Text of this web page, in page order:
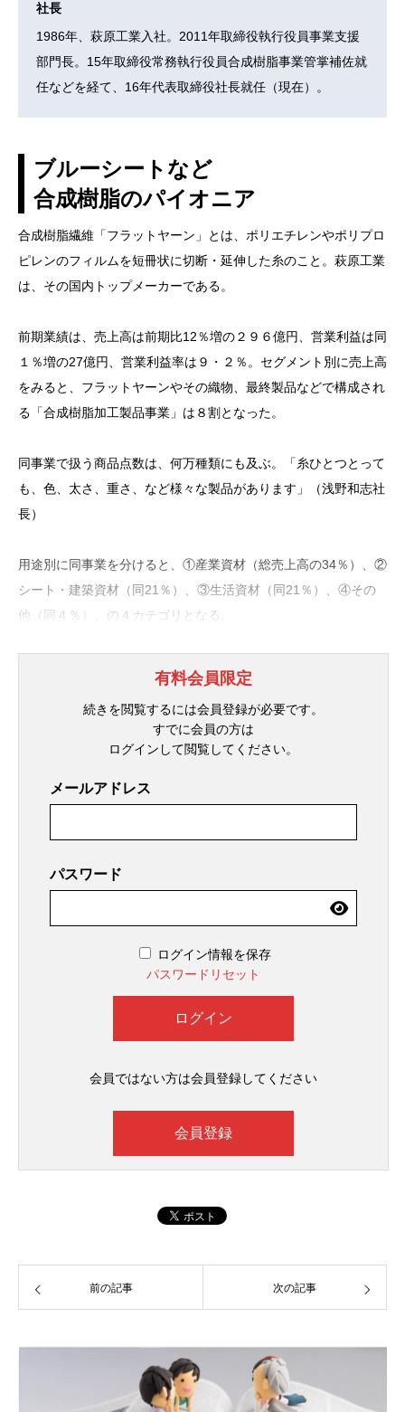
社長
1986年、萩原工業入社。2011年取締役執行役員事業支援
部門長。15年取締役常務執行役員合成樹脂事業管掌補佐就
任などを経て、16年代表取締役社長就任（現在）。
ブルーシートなど
合成樹脂のパイオニア
合成樹脂繊維「フラットヤーン」とは、ポリエチレンやポリプロ
ピレンのフィルムを短冊状に切断・延伸した糸のこと。萩原工業
は、その国内トップメーカーである。
前期業績は、売上高は前期比12％増の２９６億円、営業利益は同
１％増の27億円、営業利益率は９・２％。セグメント別に売上高
をみると、フラットヤーンやその織物、最終製品などで構成され
る「合成樹脂加工製品事業」は８割となった。
同事業で扱う商品点数は、何万種類にも及ぶ。「糸ひとつとって
も、色、太さ、重さ、など様々な製品があります」（浅野和志社
長）
用途別に同事業を分けると、①産業資材（総売上高の34％）、②
シート・建築資材（同21％）、③生活資材（同21％）、④その
他（同４％）、の４カテゴリとなる。
有料会員限定
続きを閲覧するには会員登録が必要です。
すでに会員の方は
ログインして閲覧してください。
メールアドレス
パスワード
ログイン情報を保存
パスワードリセット
会員ではない方は会員登録してください
会員登録
前の記事 次の記事